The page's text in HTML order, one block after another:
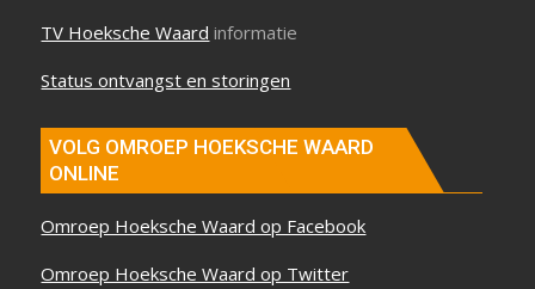
TV Hoeksche Waard informatie
Status ontvangst en storingen
VOLG OMROEP HOEKSCHE WAARD
ONLINE
Omroep Hoeksche Waard op Facebook
Omroep Hoeksche Waard op Twitter